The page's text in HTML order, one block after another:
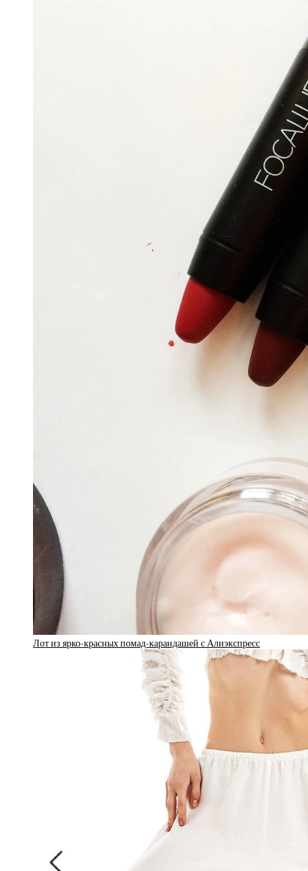
Лот из ярко-красных помад-карандашей с Алиэкспресс